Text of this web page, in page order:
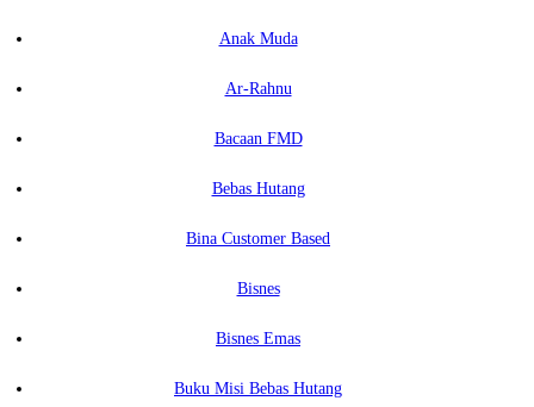
Anak Muda
Ar-Rahnu
Bacaan FMD
Bebas Hutang
Bina Customer Based
Bisnes
Bisnes Emas
Buku Misi Bebas Hutang